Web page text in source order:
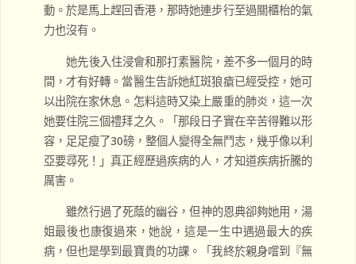
動。於是馬上趕回香港，那時她連步行至過關櫃枱的氣
力也沒有。
她先後入住浸會和那打素醫院，差不多一個月的時
間，才有好轉。當醫生告訴她紅斑狼瘡已經受控，她可
以出院在家休息。怎料這時又染上嚴重的肺炎，這一次
她要住院三個禮拜之久。「那段日子實在辛苦得難以形
容，足足瘦了30磅，整個人變得全無鬥志，幾乎像以利
亞要尋死！」真正經歷過疾病的人，才知道疾病折騰的
厲害。
雖然行過了死蔭的幽谷，但神的恩典卻夠她用，湯
姐最後也康復過來，她說，這是一生中遇過最大的疾
病，但也是學到最寶貴的功課。「我終於親身嚐到『無